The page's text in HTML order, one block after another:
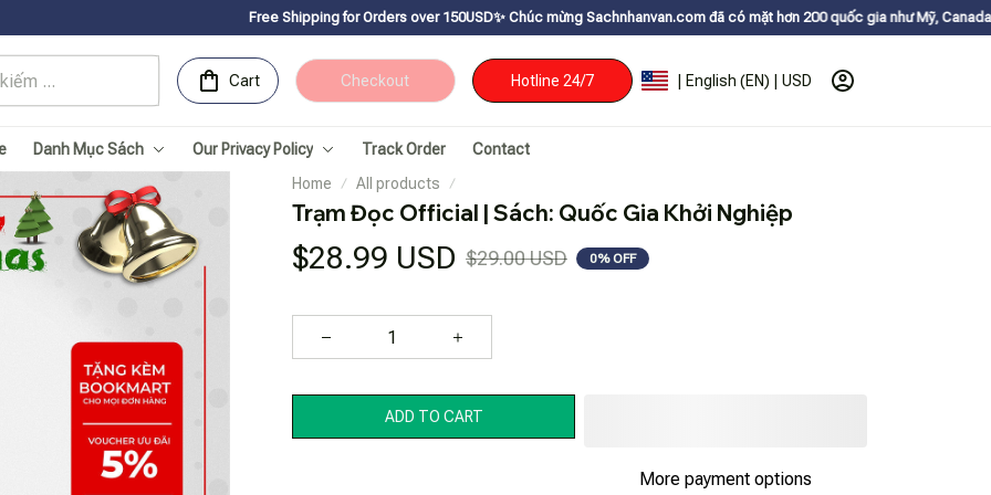
Free Shipping for Orders over 150USDㅤ✨ Chúc mừng Sachnhanvan.com đã có mặt hơn 200 quốc gia như Mỹ, Canada, Úc, Nhật, Hàn,
Cart Checkout Hotline 24/7 | English (EN) | USD
Danh Mục Sách Our Privacy Policy Track Order
Contact
Home
All products
Trạm Đọc Official | Sách: Quốc Gia Khởi Nghiệp
$28.99 USD $29.00 USD 0% OFF
ADD TO CART
More payment options